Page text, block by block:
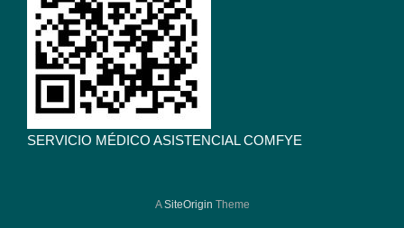
SERVICIO MÉDICO ASISTENCIAL COMFYE
ASiteOrigin Theme